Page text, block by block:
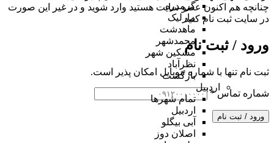
چنانچه هم‌ اکنون عضو سایت هستید وارد شوید و در غیر این صورت
در سایت ثبت نام کنید
ورود / ثبت نام
ثبت نام تنها با شماره موبایل امکان پذیر است.
شماره تماس*
ورود / ثبت نام
گرمدره
مارلیک
ماهدشت
محمدشهر
مشکین شهر
نظرآباد
بازگشت
اردبیل
تمام شهر‌ها
اردبیل
آبی بیگلو
اصلان دوز